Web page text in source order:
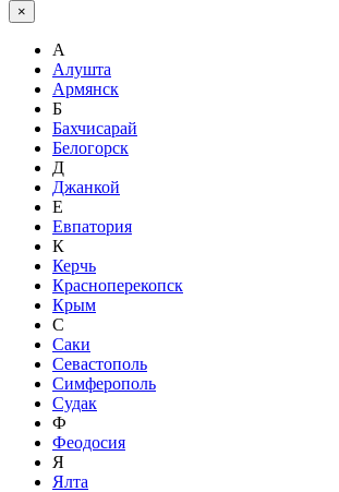
×
А
Алушта
Армянск
Б
Бахчисарай
Белогорск
Д
Джанкой
Е
Евпатория
К
Керчь
Красноперекопск
Крым
С
Саки
Севастополь
Симферополь
Судак
Ф
Феодосия
Я
Ялта